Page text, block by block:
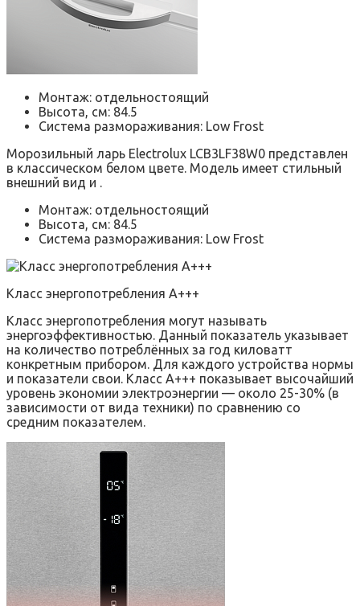
Монтаж: отдельностоящий
Высота, см: 84.5
Система размораживания: Low Frost
Морозильный ларь Electrolux LCB3LF38W0 представлен
в классическом белом цвете. Модель имеет стильный
внешний вид и .
Монтаж: отдельностоящий
Высота, см: 84.5
Система размораживания: Low Frost
Класс энергопотребления A+++
Класс энергопотребления могут называть
энергоэффективностью. Данный показатель указывает
на количество потреблённых за год киловатт
конкретным прибором. Для каждого устройства нормы
и показатели свои. Класс А+++ показывает высочайший
уровень экономии электроэнергии — около 25-30% (в
зависимости от вида техники) по сравнению со
средним показателем.